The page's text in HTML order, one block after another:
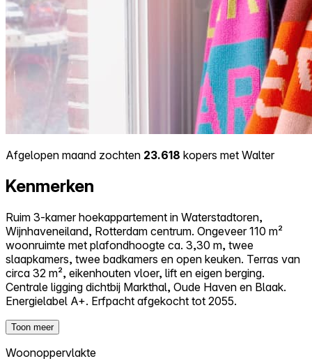
Afgelopen maand zochten 23.618 kopers met Walter
Kenmerken
Ruim 3-kamer hoekappartement in Waterstadtoren,
Wijnhaveneiland, Rotterdam centrum. Ongeveer 110 m²
woonruimte met plafondhoogte ca. 3,30 m, twee
slaapkamers, twee badkamers en open keuken. Terras van
circa 32 m², eikenhouten vloer, lift en eigen berging.
Centrale ligging dichtbij Markthal, Oude Haven en Blaak.
Energielabel A+. Erfpacht afgekocht tot 2055.
Toon meer
Woonoppervlakte